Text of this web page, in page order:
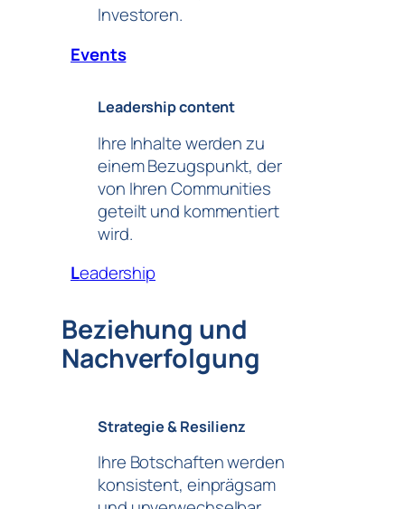
Investoren.
Events
Leadership content
Ihre Inhalte werden zu
einem Bezugspunkt, der
von Ihren Communities
geteilt und kommentiert
wird.
Leadership
Beziehung und
Nachverfolgung
Strategie & Resilienz
Ihre Botschaften werden
konsistent, einprägsam